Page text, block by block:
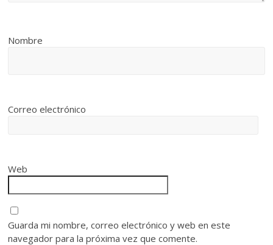
Nombre
Correo electrónico
Web
Guarda mi nombre, correo electrónico y web en este
navegador para la próxima vez que comente.